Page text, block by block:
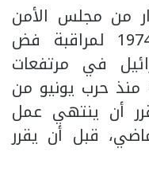
من مجلس الأمن
الدولي، صدر في العام 1974 لمراقبة فض
في مرتفعات
منذ حرب يونيو من
المقرر أن ينتهي عمل
قبل أن يقرر